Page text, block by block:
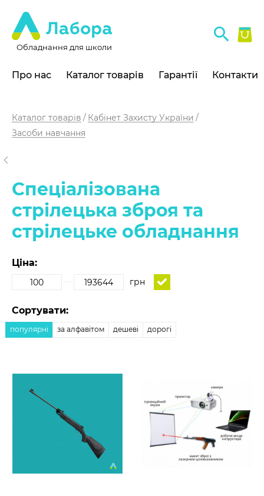
Обладнання для школи
Про нас Каталог товарів Гарантії Контакти
Каталог товарів
Кабінет Захисту України
Засоби навчання
Спеціалізована
стрілецька зброя та
стрілецьке обладнання
Ціна:
грн
Сортувати:
популярні за алфавітом дешеві дорогі